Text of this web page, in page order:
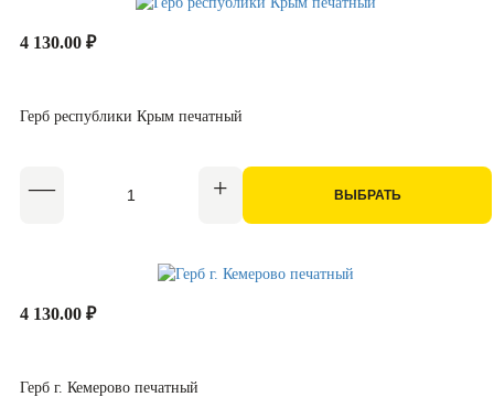
4 130.00 ₽
Герб республики Крым печатный
ВЫБРАТЬ
4 130.00 ₽
Герб г. Кемерово печатный